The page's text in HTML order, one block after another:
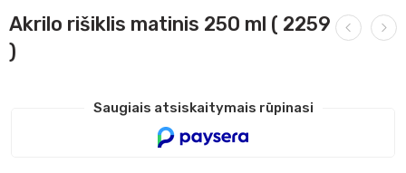
Akrilo rišiklis matinis 250 ml ( 2259
)
Saugiais atsiskaitymais rūpinasi